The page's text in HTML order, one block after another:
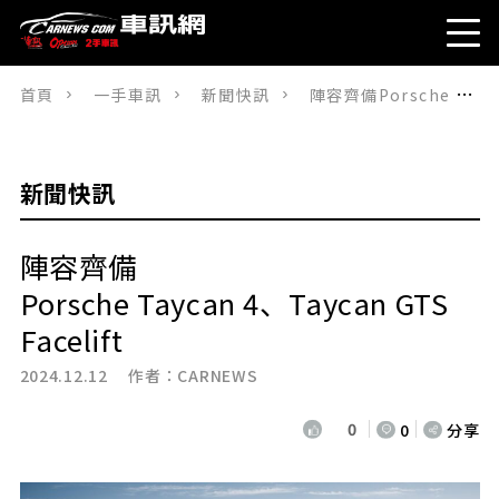
首頁 一手車訊 新聞快訊 陣容齊備Porsche Taycan 4、Taycan GTS Facelift
新聞快訊
陣容齊備
Porsche Taycan 4、Taycan GTS
Facelift
2024.12.12 作者： CARNEWS
0 0 分享